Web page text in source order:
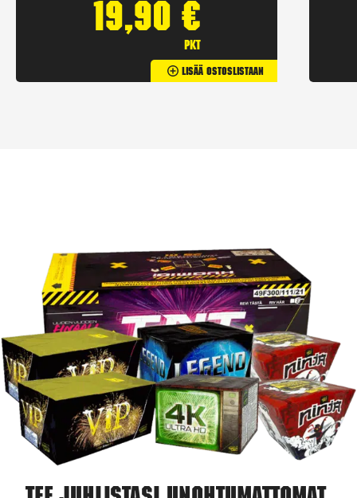
19,90 €
pkt
Lisää Ostoslistaan